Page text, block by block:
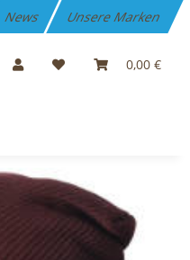
News Unsere Marken
0,00 €